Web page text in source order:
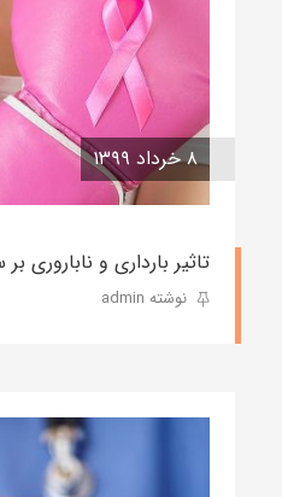
۸ خرداد ۱۳۹۹
تاثیر بارداری و ناباروری
نوشته admin